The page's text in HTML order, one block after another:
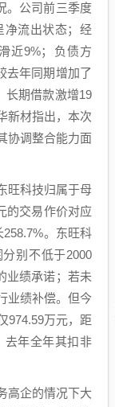
。公司前三季度
净流出状态；经
近9%；负债方
去年同期增加了
长期借款激增19
新材指出，本次
协调整合能力面
旺科技归属于母
的交易作价对应
。东旺科
别不低于2000
业绩承诺；若未
业绩补偿。但今
974.59万元，距
去年全年其扣非
高企的情况下大